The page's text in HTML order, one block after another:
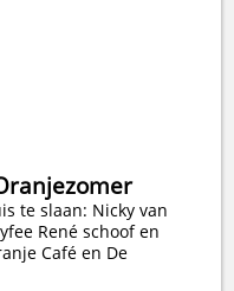
te slaan: Nicky van
René schoof en
Café en De